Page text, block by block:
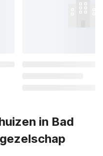
in Bad